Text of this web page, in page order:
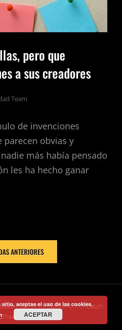
pero que
a sus creadores
Team
de invenciones
parecen obvias y
más había pensado
les ha hecho ganar
ANTERIORES
|Bold Photography PorCatch
Themes
aceptas el uso de las cookies.
ACEPTAR